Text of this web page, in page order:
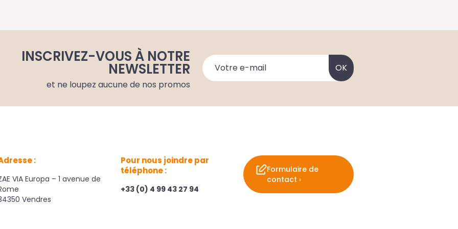
INSCRIVEZ-VOUS À NOTRE
NEWSLETTER
et ne loupez aucune de nos promos
:
VIA Europa – 1 avenue de
Vendres
Pour nous joindre par
téléphone :
+33 (0) 4 99 43 27 94
Formulaire de
contact ›